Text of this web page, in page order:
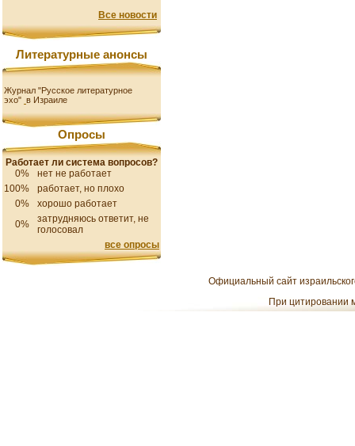
Все новости
Литературные анонсы
Журнал "Русское литературное
эхо" в Израиле
Опросы
Работает ли система вопросов?
0%
нет не работает
100%
работает, но плохо
0%
хорошо работает
0%
затрудняюсь ответит, не
голосовал
все опросы
Официальный сайт
При цитировании